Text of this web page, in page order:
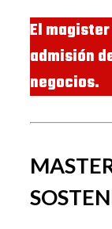
El
admisión
negocios.